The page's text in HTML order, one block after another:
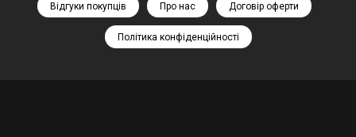
Відгуки покупців Про нас Договір оферти
Політика конфіденційності